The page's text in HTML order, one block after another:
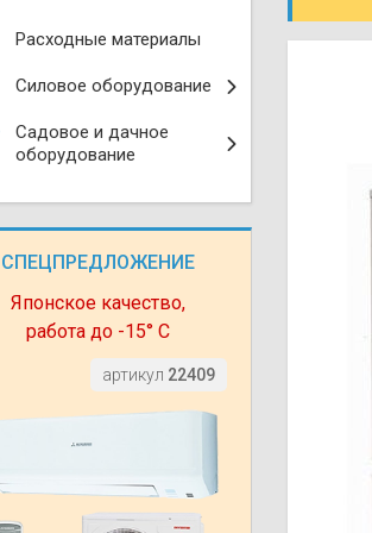
Расходные материалы
Силовое оборудование
Садовое и дачное
оборудование
СПЕЦПРЕДЛОЖЕНИЕ
Японское качество,
работа до -15° С
артикул 22409
VRF
Компрессорно-
Чиллеры
Очистители и
Сушилки для рук
Бензотриммеры
Газонокосилки
Газонокосилки
Подметально-
Измельчители